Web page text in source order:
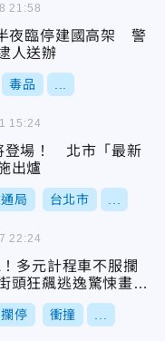
夜臨停建國高架 警
人送辦
毒品
21:58
登場！ 北市「最新
出爐
局 台北市
15:24
多元計程車不服攔
狂飆逃逸驚悚畫面
攔停 衝撞
22:24